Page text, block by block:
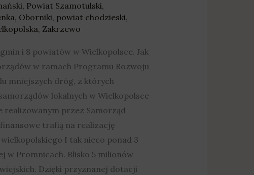
, Powiat Szamotulski,
, Oborniki, powiat chodzieski,
, Zakrzewo
i 8 powiatów w Wielkopolsce. Jak
w ramach Programu Rozwoju
mniejszych dróg, z których
lokalnych w Wielkopolsce
realizowanym przez Samorząd
trafią na realizację
I tak nieco ponad 3
w Promnicach. Blisko 5 milionów
Dzięki przyznanej dotacji